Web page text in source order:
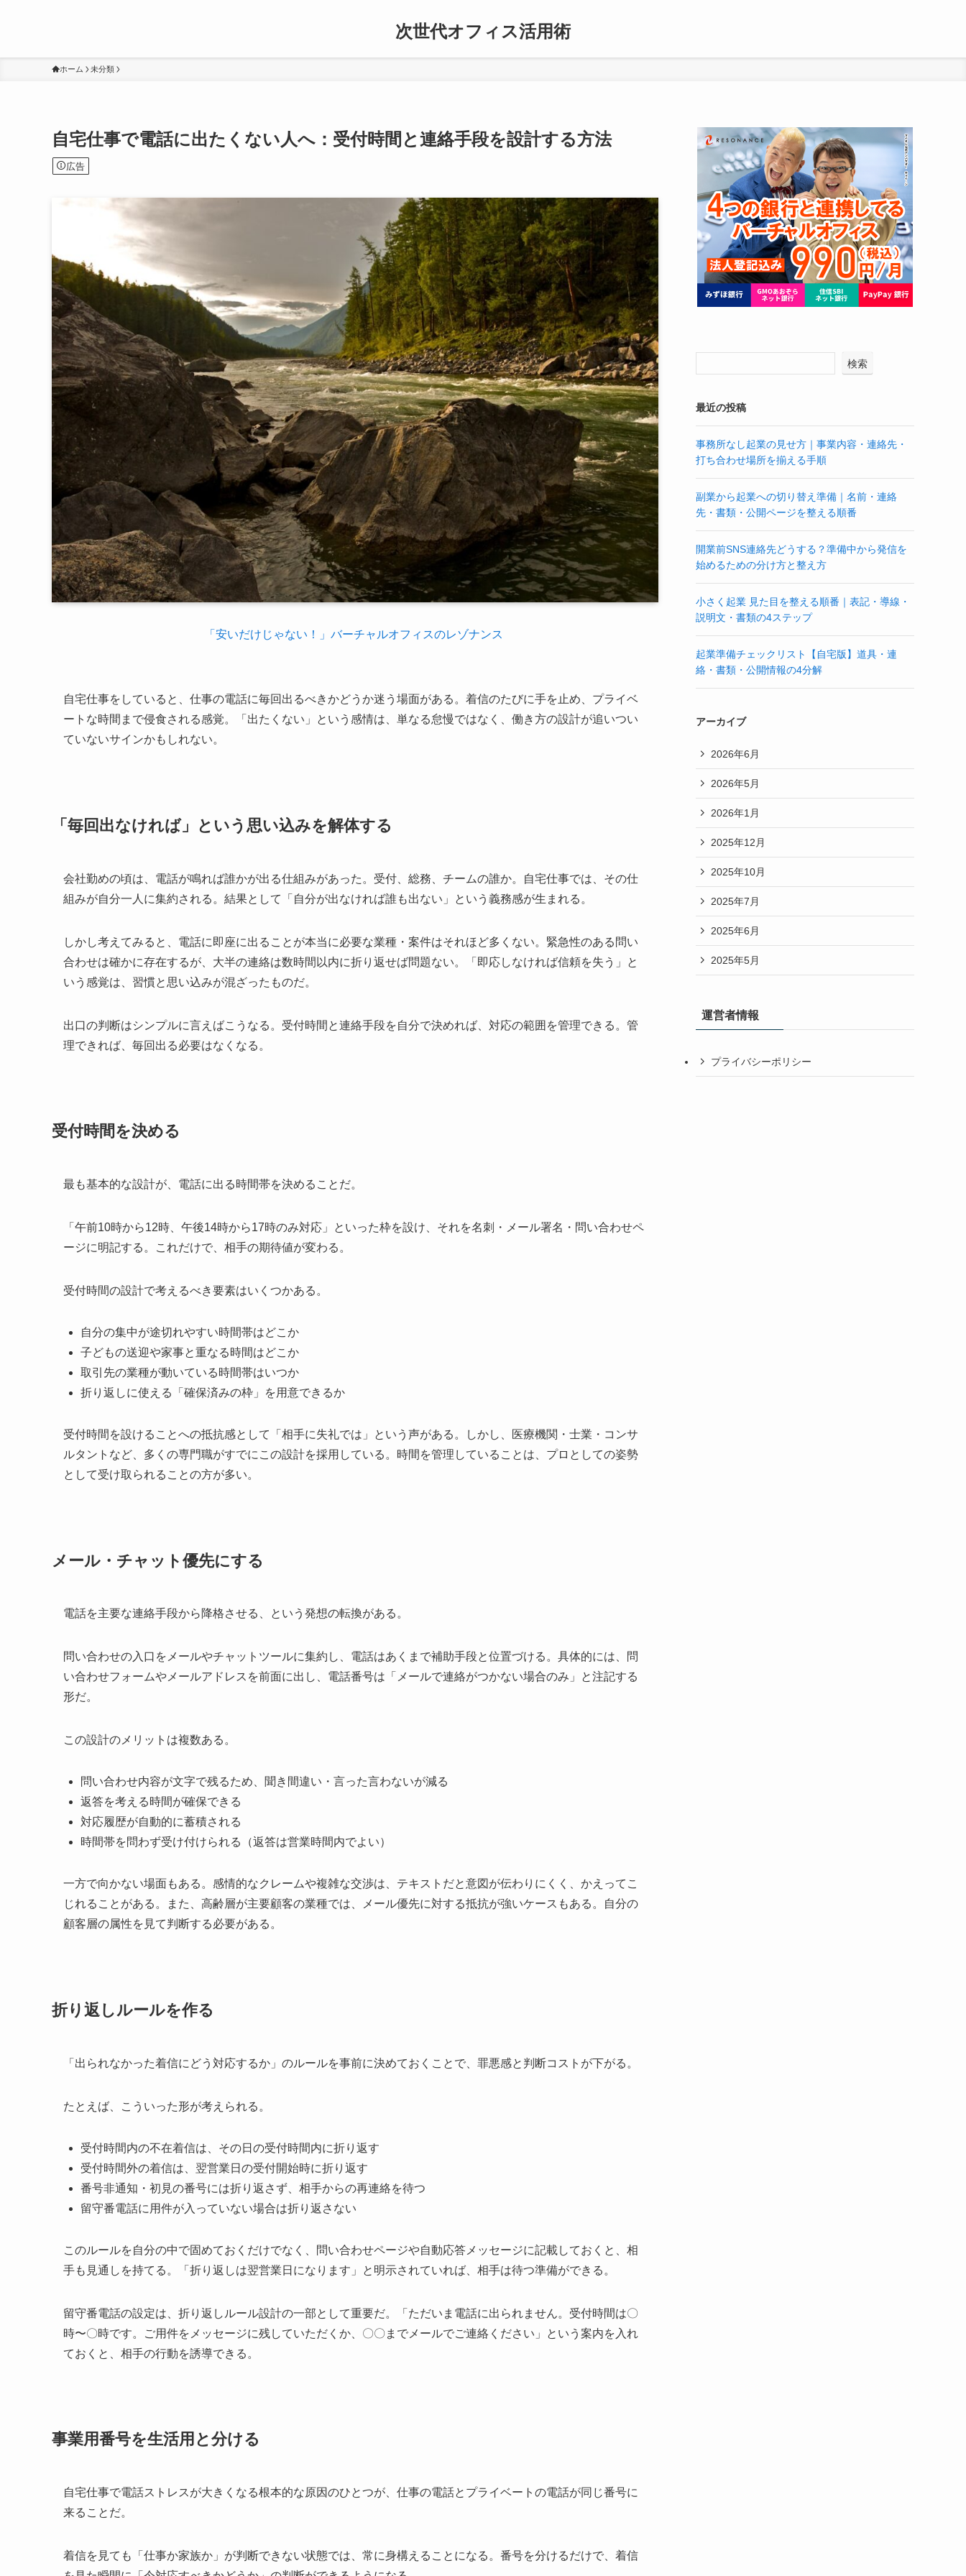
次世代オフィス活用術
ホーム 未分類
自宅仕事で電話に出たくない人へ：受付時間と連絡手段を設計する方法
広告
「安いだけじゃない！」バーチャルオフィスのレゾナンス
自宅仕事をしていると、仕事の電話に毎回出るべきかどうか迷う場面がある。着信のたびに手を止め、プライベ
ートな時間まで侵食される感覚。「出たくない」という感情は、単なる怠慢ではなく、働き方の設計が追いつい
ていないサインかもしれない。
「毎回出なければ」という思い込みを解体する
会社勤めの頃は、電話が鳴れば誰かが出る仕組みがあった。受付、総務、チームの誰か。自宅仕事では、その仕
組みが自分一人に集約される。結果として「自分が出なければ誰も出ない」という義務感が生まれる。
しかし考えてみると、電話に即座に出ることが本当に必要な業種・案件はそれほど多くない。緊急性のある問い
合わせは確かに存在するが、大半の連絡は数時間以内に折り返せば問題ない。「即応しなければ信頼を失う」と
いう感覚は、習慣と思い込みが混ざったものだ。
出口の判断はシンプルに言えばこうなる。受付時間と連絡手段を自分で決めれば、対応の範囲を管理できる。管
理できれば、毎回出る必要はなくなる。
受付時間を決める
最も基本的な設計が、電話に出る時間帯を決めることだ。
「午前10時から12時、午後14時から17時のみ対応」といった枠を設け、それを名刺・メール署名・問い合わせペ
ージに明記する。これだけで、相手の期待値が変わる。
受付時間の設計で考えるべき要素はいくつかある。
自分の集中が途切れやすい時間帯はどこか
子どもの送迎や家事と重なる時間はどこか
取引先の業種が動いている時間帯はいつか
折り返しに使える「確保済みの枠」を用意できるか
受付時間を設けることへの抵抗感として「相手に失礼では」という声がある。しかし、医療機関・士業・コンサ
ルタントなど、多くの専門職がすでにこの設計を採用している。時間を管理していることは、プロとしての姿勢
として受け取られることの方が多い。
メール・チャット優先にする
電話を主要な連絡手段から降格させる、という発想の転換がある。
問い合わせの入口をメールやチャットツールに集約し、電話はあくまで補助手段と位置づける。具体的には、問
い合わせフォームやメールアドレスを前面に出し、電話番号は「メールで連絡がつかない場合のみ」と注記する
形だ。
この設計のメリットは複数ある。
問い合わせ内容が文字で残るため、聞き間違い・言った言わないが減る
返答を考える時間が確保できる
対応履歴が自動的に蓄積される
時間帯を問わず受け付けられる（返答は営業時間内でよい）
一方で向かない場面もある。感情的なクレームや複雑な交渉は、テキストだと意図が伝わりにくく、かえってこ
じれることがある。また、高齢層が主要顧客の業種では、メール優先に対する抵抗が強いケースもある。自分の
顧客層の属性を見て判断する必要がある。
折り返しルールを作る
「出られなかった着信にどう対応するか」のルールを事前に決めておくことで、罪悪感と判断コストが下がる。
たとえば、こういった形が考えられる。
受付時間内の不在着信は、その日の受付時間内に折り返す
受付時間外の着信は、翌営業日の受付開始時に折り返す
番号非通知・初見の番号には折り返さず、相手からの再連絡を待つ
留守番電話に用件が入っていない場合は折り返さない
このルールを自分の中で固めておくだけでなく、問い合わせページや自動応答メッセージに記載しておくと、相
手も見通しを持てる。「折り返しは翌営業日になります」と明示されていれば、相手は待つ準備ができる。
留守番電話の設定は、折り返しルール設計の一部として重要だ。「ただいま電話に出られません。受付時間は〇
時〜〇時です。ご用件をメッセージに残していただくか、〇〇までメールでご連絡ください」という案内を入れ
ておくと、相手の行動を誘導できる。
事業用番号を生活用と分ける
自宅仕事で電話ストレスが大きくなる根本的な原因のひとつが、仕事の電話とプライベートの電話が同じ番号に
来ることだ。
着信を見ても「仕事か家族か」が判断できない状態では、常に身構えることになる。番号を分けるだけで、着信
検索
最近の投稿
事務所なし起業の見せ方｜事業内容・連絡先・
打ち合わせ場所を揃える手順
副業から起業への切り替え準備｜名前・連絡
先・書類・公開ページを整える順番
開業前SNS連絡先どうする？準備中から発信を
始めるための分け方と整え方
小さく起業 見た目を整える順番｜表記・導線・
説明文・書類の4ステップ
起業準備チェックリスト【自宅版】道具・連
絡・書類・公開情報の4分解
アーカイブ
2026年6月
2026年5月
2026年1月
2025年12月
2025年10月
2025年7月
2025年6月
2025年5月
運営者情報
プライバシーポリシー